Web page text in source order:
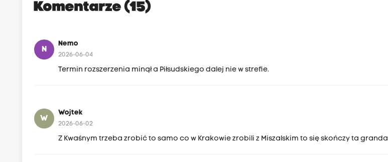
Komentarze (15)
N
Nemo
2026-06-04
Termin rozszerzenia minął a Piłsudskiego dalej nie w strefie.
W
Wojtek
2026-06-02
Z Kwaśnym trzeba zrobić to samo co w Krakowie zrobili z Miszalskim to się skończy ta granda